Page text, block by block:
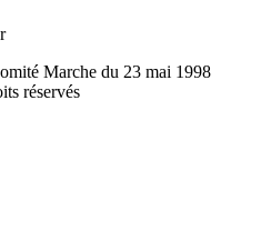
Marche du 23 mai 1998
réservés